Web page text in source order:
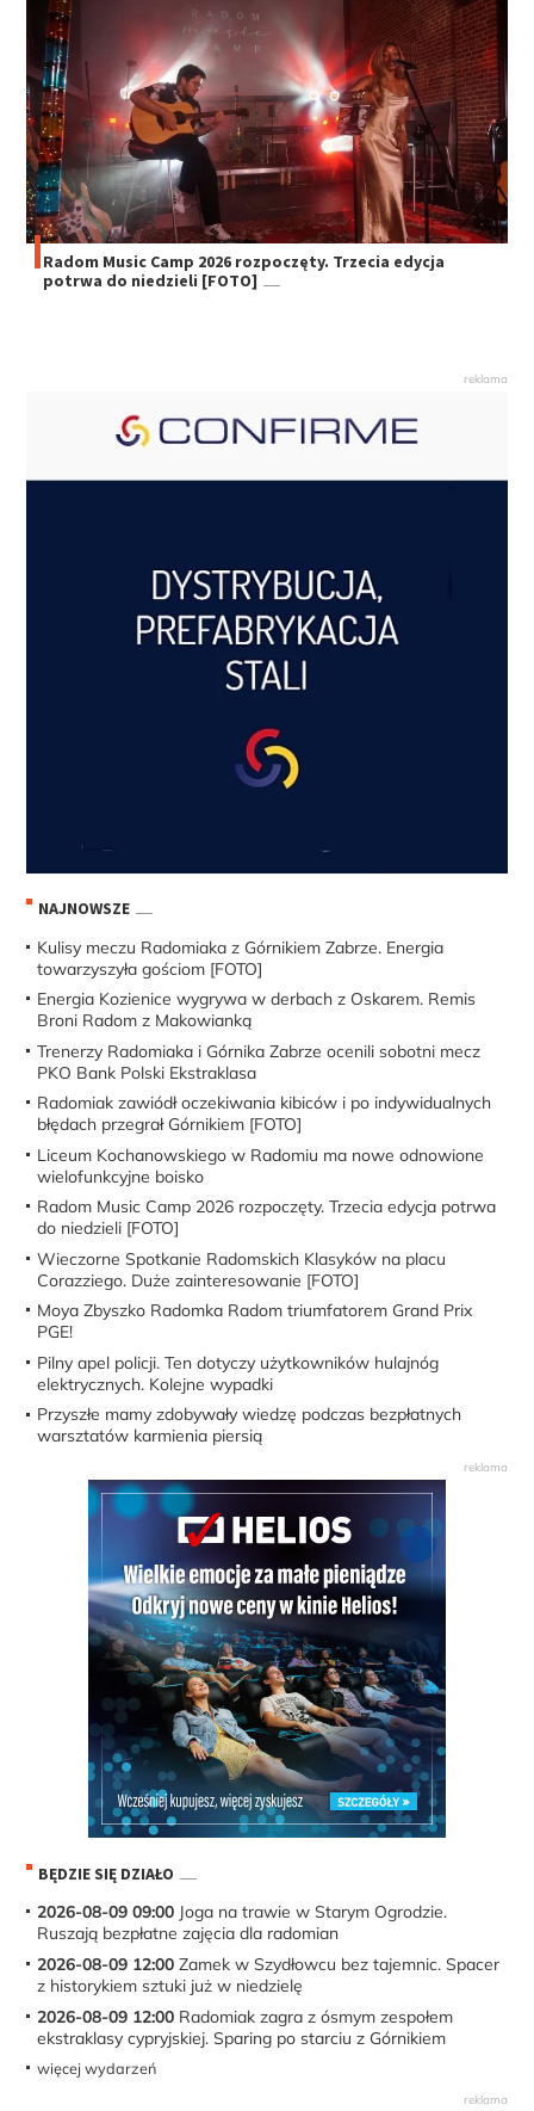
Radom Music Camp 2026 rozpoczęty. Trzecia edycja
potrwa do niedzieli [FOTO]
NAJNOWSZE
Kulisy meczu Radomiaka z Górnikiem Zabrze. Energia
towarzyszyła gościom [FOTO]
Energia Kozienice wygrywa w derbach z Oskarem. Remis
Broni Radom z Makowianką
Trenerzy Radomiaka i Górnika Zabrze ocenili sobotni mecz
PKO Bank Polski Ekstraklasa
Radomiak zawiódł oczekiwania kibiców i po indywidualnych
błędach przegrał Górnikiem [FOTO]
Liceum Kochanowskiego w Radomiu ma nowe odnowione
wielofunkcyjne boisko
Radom Music Camp 2026 rozpoczęty. Trzecia edycja potrwa
do niedzieli [FOTO]
Wieczorne Spotkanie Radomskich Klasyków na placu
Corazziego. Duże zainteresowanie [FOTO]
Moya Zbyszko Radomka Radom triumfatorem Grand Prix
PGE!
Pilny apel policji. Ten dotyczy użytkowników hulajnóg
elektrycznych. Kolejne wypadki
Przyszłe mamy zdobywały wiedzę podczas bezpłatnych
warsztatów karmienia piersią
BĘDZIE SIĘ DZIAŁO
2026-08-09 09:00 Joga na trawie w Starym Ogrodzie.
Ruszają bezpłatne zajęcia dla radomian
2026-08-09 12:00 Zamek w Szydłowcu bez tajemnic. Spacer
z historykiem sztuki już w niedzielę
2026-08-09 12:00 Radomiak zagra z ósmym zespołem
ekstraklasy cypryjskiej. Sparing po starciu z Górnikiem
więcej wydarzeń